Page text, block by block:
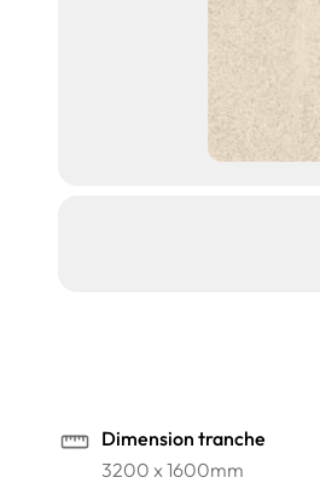
Dimension tranche
3200 x 1600mm